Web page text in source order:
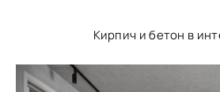
Кирпич и бетон в